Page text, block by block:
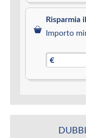
Risparmia
Importo
€